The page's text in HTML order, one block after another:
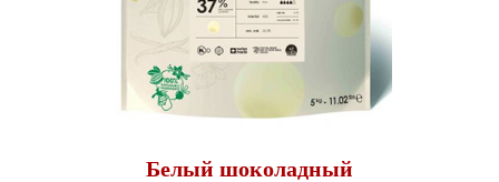
Белый шоколадный